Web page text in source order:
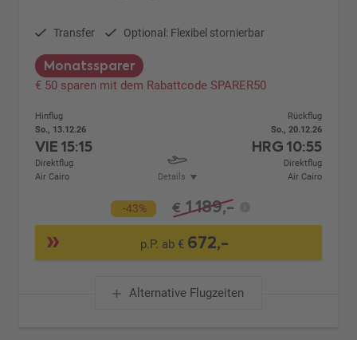
Transfer Optional: Flexibel stornierbar
Monatssparer
€ 50 sparen mit dem Rabattcode SPARER50
Hinflug
So., 13.12.26
VIE15:15
Direktflug
Air Cairo
Details
Rückflug
So., 20.12.26
HRG 10:55
Direktflug
Air Cairo
-43% € 1.189,-
p.P. ab € 672,-
Alternative Flugzeiten